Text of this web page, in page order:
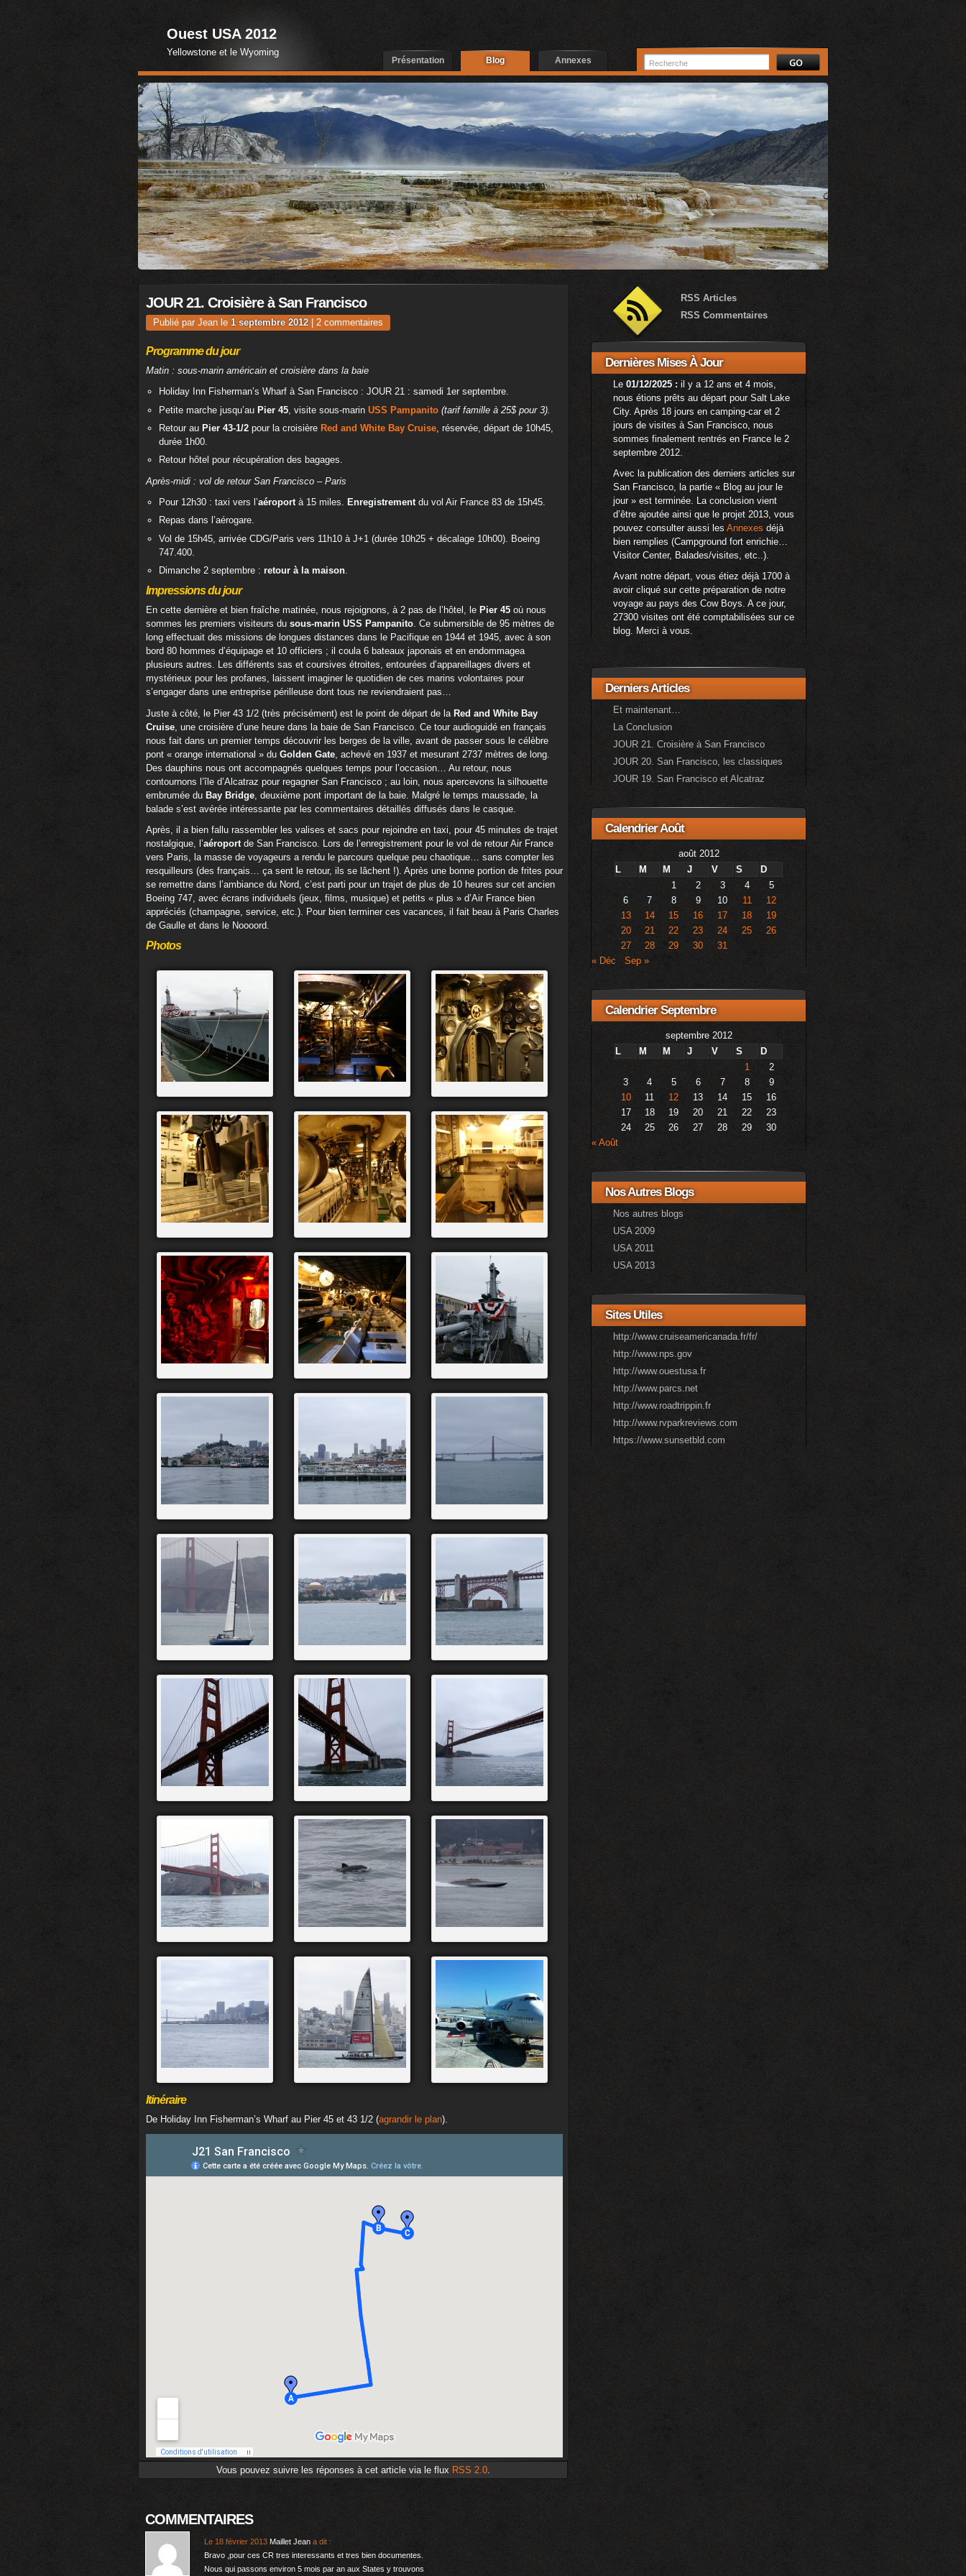
Ouest USA 2012
Yellowstone et le Wyoming
Présentation Blog Annexes
JOUR 21. Croisière à San Francisco
Publié par Jean le 1 septembre 2012| 2 commentaires
Programme du jour
Matin : sous-marin américain et croisière dans la baie
Holiday Inn Fisherman’s Wharf à San Francisco : JOUR 21 : samedi 1er septembre.
Petite marche jusqu’au Pier 45 , visite sous-marin USS Pampanito (tarif famille à 25$ pour 3).
Retour au Pier 43-1/2 pour la croisière Red and White Bay Cruise, réservée, départ de 10h45,
durée 1h00.
Retour hôtel pour récupération des bagages.
Après-midi : vol de retour San Francisco – Paris
Pour 12h30 : taxi vers l’aéroport à 15 miles. Enregistrement du vol Air France 83 de 15h45.
Repas dans l’aérogare.
Vol de 15h45, arrivée CDG/Paris vers 11h10 à J+1 (durée 10h25 + décalage 10h00). Boeing
747.400.
Dimanche 2 septembre : retour à la maison.
Impressions du jour
En cette dernière et bien fraîche matinée, nous rejoignons, à 2 pas de l’hôtel, le Pier 45 où nous
sommes les premiers visiteurs du sous-marin USS Pampanito. Ce submersible de 95 mètres de
long effectuait des missions de longues distances dans le Pacifique en 1944 et 1945, avec à son
bord 80 hommes d’équipage et 10 officiers ; il coula 6 bateaux japonais et en endommagea
plusieurs autres. Les différents sas et coursives étroites, entourées d’appareillages divers et
mystérieux pour les profanes, laissent imaginer le quotidien de ces marins volontaires pour
s’engager dans une entreprise périlleuse dont tous ne reviendraient pas…
Juste à côté, le Pier 43 1/2 (très précisément) est le point de départ de la Red and White Bay
Cruise , une croisière d’une heure dans la baie de San Francisco. Ce tour audioguidé en français
nous fait dans un premier temps découvrir les berges de la ville, avant de passer sous le célèbre
pont « orange international » du Golden Gate , achevé en 1937 et mesurant 2737 mètres de long.
Des dauphins nous ont accompagnés quelques temps pour l’occasion… Au retour, nous
contournons l’île d’Alcatraz pour regagner San Francisco ; au loin, nous apercevons la silhouette
embrumée du Bay Bridge , deuxième pont important de la baie. Malgré le temps maussade, la
balade s’est avérée intéressante par les commentaires détaillés diffusés dans le casque.
Après, il a bien fallu rassembler les valises et sacs pour rejoindre en taxi, pour 45 minutes de trajet
nostalgique, l’aéroport de San Francisco. Lors de l’enregistrement pour le vol de retour Air France
vers Paris, la masse de voyageurs a rendu le parcours quelque peu chaotique… sans compter les
resquilleurs (des français… ça sent le retour, ils se lâchent !). Après une bonne portion de frites pour
se remettre dans l’ambiance du Nord, c’est parti pour un trajet de plus de 10 heures sur cet ancien
Boeing 747, avec écrans individuels (jeux, films, musique) et petits « plus » d’Air France bien
appréciés (champagne, service, etc.). Pour bien terminer ces vacances, il fait beau à Paris Charles
de Gaulle et dans le Noooord.
Photos
Itinéraire
De Holiday Inn Fisherman’s Wharf au Pier 45 et 43 1/2 (agrandir le plan).
Vous pouvez suivre les réponses à cet article via le flux RSS 2.0.
COMMENTAIRES
Le 18 février 2013 Maillet Jean a dit :
Bravo ,pour ces CR tres interessants et tres bien documentes.
Nous qui passons environ 5 mois par an aux States y trouvons
RSS Articles
RSS Commentaires
Dernières Mises À Jour
Le 01/12/2025 : il y a 12 ans et 4 mois,
nous étions prêts au départ pour Salt Lake
City. Après 18 jours en camping-car et 2
jours de visites à San Francisco, nous
sommes finalement rentrés en France le 2
septembre 2012.
Avec la publication des derniers articles sur
San Francisco, la partie « Blog au jour le
jour » est terminée. La conclusion vient
d’être ajoutée ainsi que le projet 2013, vous
pouvez consulter aussi les Annexes déjà
bien remplies (Campground fort enrichie…
Visitor Center, Balades/visites, etc..).
Avant notre départ, vous étiez déjà 1700 à
avoir cliqué sur cette préparation de notre
voyage au pays des Cow Boys. A ce jour,
27300 visites ont été comptabilisées sur ce
blog. Merci à vous.
Derniers Articles
Et maintenant…
La Conclusion
JOUR 21. Croisière à San Francisco
JOUR 20. San Francisco, les classiques
JOUR 19. San Francisco et Alcatraz
Calendrier Août
août 2012
L
M M J V S
D
1
2 3 4
5
6
7 8 9 10 11
12
13
14 15 16 17 18
19
20
21 22 23 24 25
26
27
28 29 30
31
« Déc
Sep »
Calendrier Septembre
septembre 2012
L
M M J V S
D
1
2
3
4 5 6 7 8
9
10
11 12 13 14 15
16
17
18 19 20 21 22
23
24
25 26 27 28 29
30
« Août
Nos Autres Blogs
Nos autres blogs
USA 2009
USA 2011
USA 2013
Sites Utiles
http://www.cruiseamericanada.fr/fr/
http://www.nps.gov
http://www.ouestusa.fr
http://www.parcs.net
http://www.roadtrippin.fr
http://www.rvparkreviews.com
https://www.sunsetbld.com